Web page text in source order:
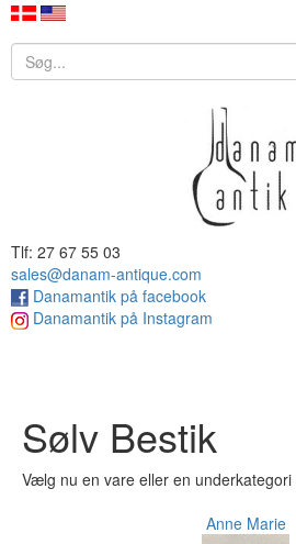
Tlf: 27 67 55 03
sales@danam-antique.com
Danamantik på facebook
Danamantik på Instagram
Sølv Bestik
Vælg nu en vare eller en underkategori
Anne Marie